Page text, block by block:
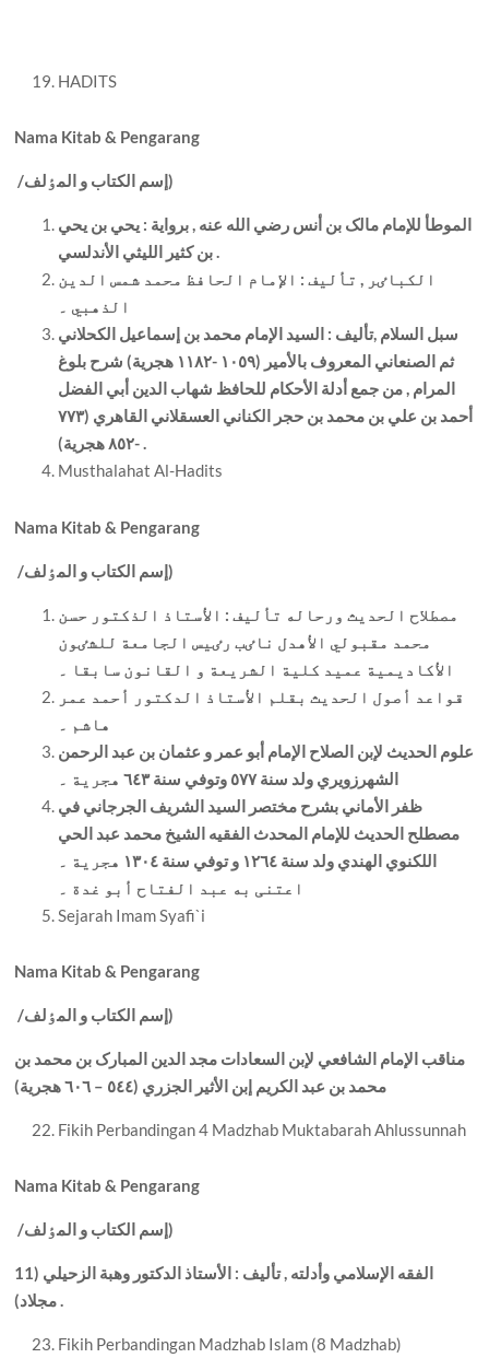
HADITS
Nama Kitab & Pengarang
/ إسم الکتاب و المٶلف)
الموطأ للإمام مالک بن أنس رضي الله عنه , برواية : يحي بن يحي
بن کثير الليثي الأندلسي .
الکباٸر , تأليف : الإمام الحافظ محمد شمس الدين
الذهبي ۔
سبل السلام ,تأليف : السيد الإمام محمد بن إسماعيل الکحلاني
ثم الصنعاني المعروف بالأمير (١٠٥٩ -١١٨٢ هجرية) شرح بلوغ
المرام , من جمع أدلة الأحکام للحافظ شهاب الدين أبي الفضل
أحمد بن علي بن محمد بن حجر الکناني العسقلاني القاهري (٧٧٣
-٨٥٢ هجرية) .
Musthalahat Al-Hadits
Nama Kitab & Pengarang
/ إسم الکتاب و المٶلف)
مصطلاح الحديث ورحاله تأليف : الأستاذ الذکتور حسن
محمد مقبولي الأهدل ناٸب رٸيس الجامعة للشٸون
الأکاديمية عميد کلية الشريعة و القانون سابقا ۔
قواعد أصول الحديث بقلم الأستاذ الدکتور أحمد عمر
هاشم ۔
علوم الحديث لإبن الصلاح الإمام أبو عمر و عثمان بن عبد الرحمن
الشهرزويري ولد سنة ٥٧٧ وتوفي سنة ٦٤٣ هجرية ۔
ظفر الأماني بشرح مختصر السيد الشريف الجرجاني في
مصطلح الحديث للإمام المحدث الفقيه الشيخ محمد عبد الحي
اللکنوي الهندي ولد سنة ١٢٦٤ و توفي سنة ١٣٠٤ هجرية ۔
اعتنی به عبد الفتاح أبو غدة ۔
Sejarah Imam Syafi`i
Nama Kitab & Pengarang
/ إسم الکتاب و المٶلف)
مناقب الإمام الشافعي لإبن السعادات مجد الدين المبارک بن محمد بن
محمد بن عبد الکريم إبن الأثير الجزري (٥٤٤ – ٦٠٦ هجرية)
Fikih Perbandingan 4 Madzhab Muktabarah Ahlussunnah
Nama Kitab & Pengarang
/ إسم الکتاب و المٶلف)
الفقه الإسلامي وأدلته , تأليف : الأستاذ الدکتور وهبة الزحيلي (11
مجلاد) .
Fikih Perbandingan Madzhab Islam (8 Madzhab)